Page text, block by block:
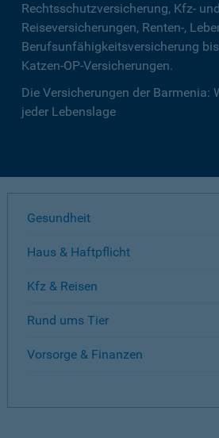
Rechtsschutzversicherung, Kfz- und
Reiseversicherungen, Renten-,
Berufsunfähigkeitsversicherung
Katzen-OP-Versicherungen.
Die Versicherungen der Barmenia:
jeder Lebenslage
Gesundheit
Haus & Haftpflicht
Kfz & Reisen
Rund ums Tier
Vorsorge & Finanzen